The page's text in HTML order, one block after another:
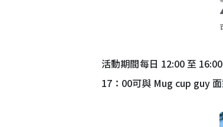
活動期間每日 12:00 至
17：00可與 Mug cup guy